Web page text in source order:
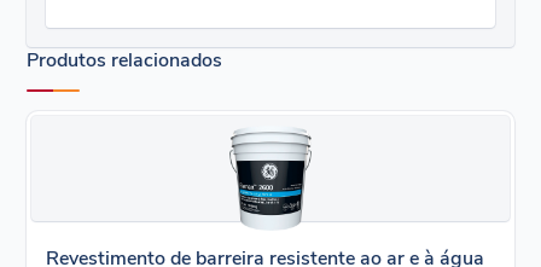
Produtos relacionados
Revestimento de barreira resistente ao ar e à água